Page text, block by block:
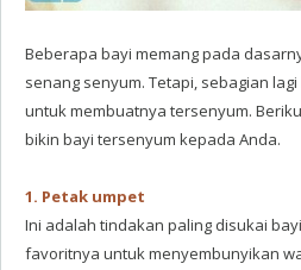
Beberapa bayi memang pada
senang senyum. Tetapi, sebagian
untuk membuatnya tersenyum.
bikin bayi tersenyum kepada Anda.
1. Petak umpet
Ini adalah tindakan paling disukai
favoritnya untuk menyembunyikan